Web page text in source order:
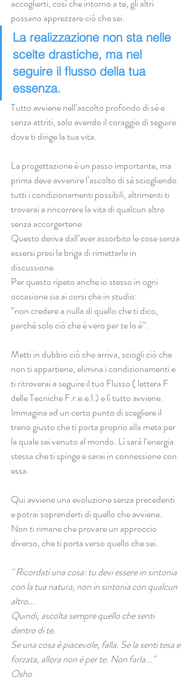
accoglierti, così che intorno a te, gli altri
possano apprezzare ciò che sei.
La realizzazione non sta nelle
scelte drastiche, ma nel
seguire il flusso della tua
essenza.
Tutto avviene nell’ascolto profondo di sé e
senza attriti, solo avendo il coraggio di seguire
dove ti dirige la tua vita.
La progettazione è un passo importante, ma
prima deve avvenire l’ascolto di sé sciogliendo
tutti i condizionamenti possibili, altrimenti ti
troverai a rincorrere la vita di qualcun altro
senza accorgertene.
Questo deriva dall’aver assorbito le cose senza
essersi presi la briga di rimetterle in
discussione.
Per questo ripeto anche io stesso in ogni
occasione sia ai corsi che in studio:
“non credere a nulla di quello che ti dico,
perché solo ciò che è vero per te lo è”.
Metti in dubbio ciò che arriva, sciogli ciò che
non ti appartiene, elimina i condizionamenti e
ti ritroverai a seguire il tuo Flusso ( lettera F
delle Tecniche F.r.e.e.l.) e lì tutto avviene.
Immagina ad un certo punto di scegliere il
treno giusto che ti porta proprio alla meta per
la quale sei venuto al mondo. Lì sarà l’energia
stessa che ti spinge e sarai in connessione con
essa.
Qui avviene una evoluzione senza precedenti
e potrai soprenderti di quello che avviene.
Non ti rimane che provare un approccio
diverso, che ti porta verso quello che sei.
" Ricordati una cosa: tu devi essere in sin­tonia
con la tua natura, non in sintonia con qualcun
altro...
Quindi, ascolta sempre quello che senti
dentro di te.
Se una cosa è piace­vole, falla. Se la senti tesa e
forzata, allora non è per te. Non farla..."
Osho